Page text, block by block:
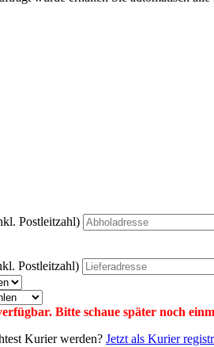
Postleitzahl)
Postleitzahl)
Bitte schaue später noch
Kurier werden? Jetzt als Kurier